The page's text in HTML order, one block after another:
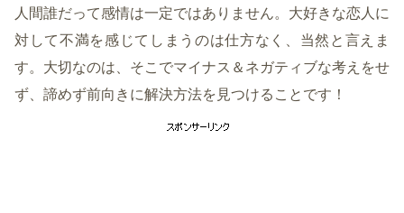
人間誰だって感情は一定ではありません。大好きな恋人に
対して不満を感じてしまうのは仕方なく、当然と言えま
す。大切なのは、そこでマイナス＆ネガティブな考えをせ
ず、諦めず前向きに解決方法を見つけることです！